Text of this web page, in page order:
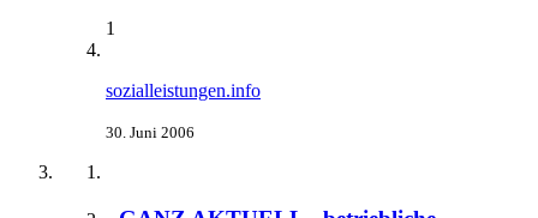
1
sozialleistungen.info
30. Juni 2006